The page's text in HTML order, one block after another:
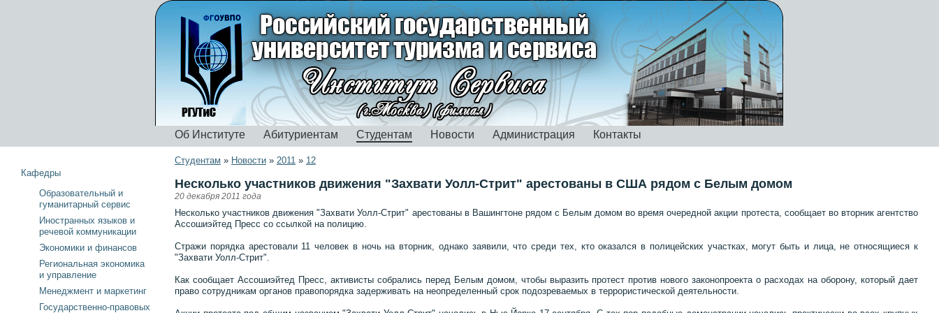
Об Институте Абитуриентам Студентам Новости Администрация Контакты
Студентам » Новости » 2011 » 12
Несколько участников движения "Захвати Уолл-Стрит" арестованы в США рядом с Белым домом
20 декабря 2011 года
Несколько участников движения "Захвати Уолл-Стрит" арестованы в Вашингтоне рядом с Белым домом во время очередной акции протеста, сообщает во вторник агентство
Ассошиэйтед Пресс со ссылкой на полицию.
Стражи порядка арестовали 11 человек в ночь на вторник, однако заявили, что среди тех, кто оказался в полицейских участках, могут быть и лица, не относящиеся к
"Захвати Уолл-Стрит".
Как сообщает Ассошиэйтед Пресс, активисты собрались перед Белым домом, чтобы выразить протест против нового законопроекта о расходах на оборону, который дает
право сотрудникам органов правопорядка задерживать на неопределенный срок подозреваемых в террористической деятельности.
Кафедры
Образовательный и
гуманитарный сервис
Иностранных языков и
речевой коммуникации
Экономики и финансов
Региональная экономика
и управление
Менеджмент и маркетинг
Государственно-правовых